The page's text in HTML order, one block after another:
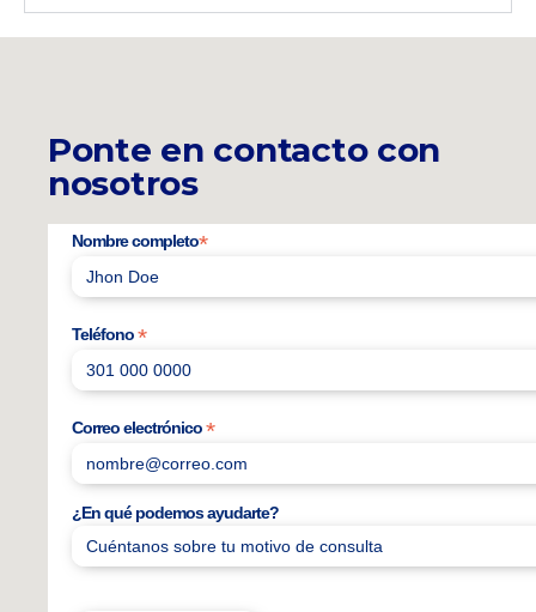
Ponte en contacto con
nosotros
Nombre completo*
Teléfono*
Correo electrónico*
¿En qué podemos ayudarte?